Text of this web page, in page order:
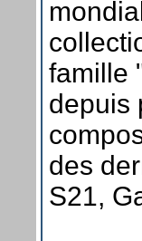
famille
depuis
des
S21,